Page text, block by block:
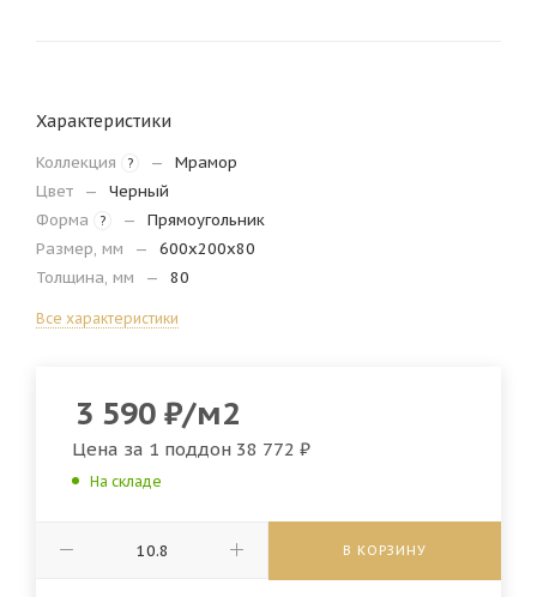
Характеристики
Коллекция ? —
Мрамор
Цвет
—
Черный
Форма
? —
Прямоугольник
Размер, мм
—
600х200х80
Толщина, мм
— 80
Все характеристики
3 590 ₽/м2
Цена за 1 поддон 38 772 ₽
На складе
В КОРЗИНУ